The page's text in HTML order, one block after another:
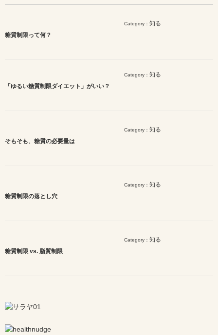
Category： 知る
糖質制限って何？
Category： 知る
「ゆるい糖質制限ダイエット」がいい？
Category： 知る
そもそも、糖質の必要量は
Category： 知る
糖質制限の落とし穴
Category： 知る
糖質制限 vs. 脂質制限